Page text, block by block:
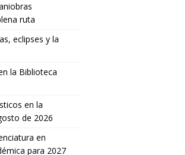
ruta
eclipses y la
la Biblioteca
en la
de 2026
en
para 2027